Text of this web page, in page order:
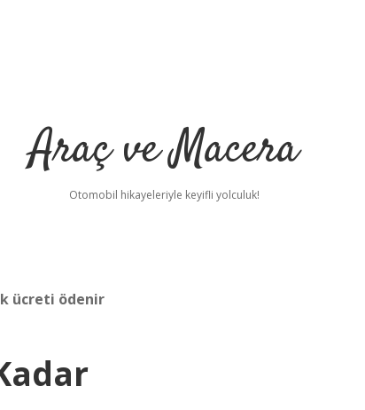
Araç ve Macera
Otomobil hikayeleriyle keyifli yolculuk!
ücreti ödenir